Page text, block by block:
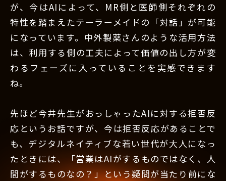
が、今はAIによって、MR側と医師側それぞれの
特性を踏まえたテーラーメイドの「対話」が可能
になっています。中外製薬さんのような活用方法
は、利用する側の工夫によって価値の出し方が変
わるフェーズに入っていることを実感できます
ね。
先ほど今井先生がおっしゃったAIに対する拒否反
応というお話ですが、今は拒否反応があることで
も、デジタルネイティブな若い世代が大人になっ
たときには、「営業はAIがするものではなく、人
間がするものなの？」という疑問が当たり前にな